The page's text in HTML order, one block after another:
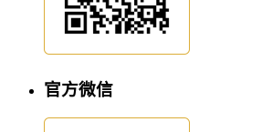
官方微信